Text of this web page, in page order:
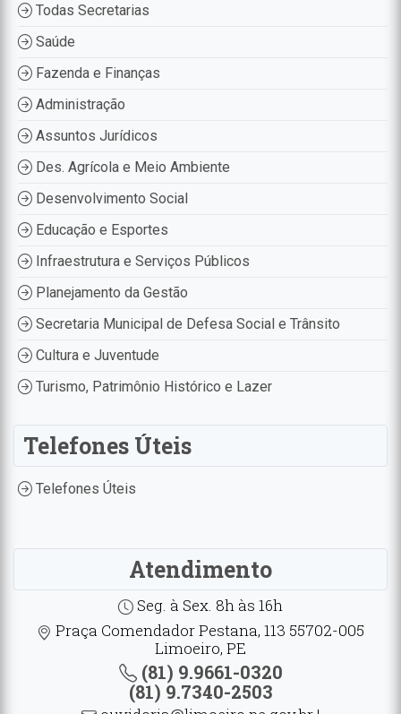
Todas Secretarias
Saúde
Fazenda e Finanças
Administração
Assuntos Jurídicos
Des. Agrícola e Meio Ambiente
Desenvolvimento Social
Educação e Esportes
Infraestrutura e Serviços Públicos
Planejamento da Gestão
Secretaria Municipal de Defesa Social e Trânsito
Cultura e Juventude
Turismo, Patrimônio Histórico e Lazer
Telefones Úteis
Telefones Úteis
Atendimento
Seg. à Sex. 8h às 16h
Praça Comendador Pestana, 113 55702-005
Limoeiro, PE
(81) 9.9661-0320
(81) 9.7340-2503